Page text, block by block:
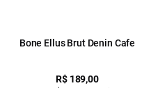
Bone Ellus Brut Denin Cafe
R$ 189,00